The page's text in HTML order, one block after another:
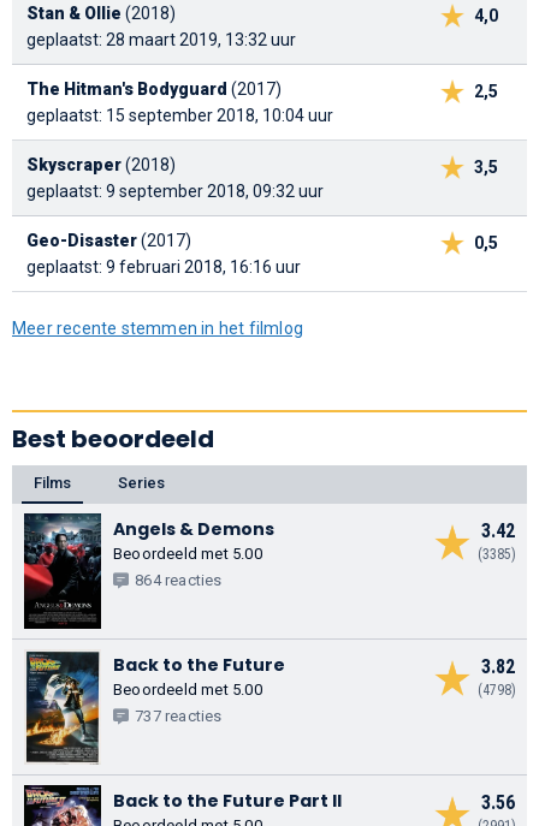
4,0
Stan & Ollie (2018)
geplaatst: 28 maart 2019, 13:32 uur
2,5
The Hitman's Bodyguard (2017)
geplaatst: 15 september 2018, 10:04 uur
3,5
Skyscraper(2018)
geplaatst: 9 september 2018, 09:32 uur
0,5
Geo-Disaster(2017)
geplaatst: 9 februari 2018, 16:16 uur
Meer recente stemmen in het filmlog
Best beoordeeld
Films Series
3.42
(3385)
Angels & Demons
Beoordeeld met 5.00
864 reacties
3.82
(4798)
Back to the Future
Beoordeeld met 5.00
737 reacties
3.56
Back to the Future Part II